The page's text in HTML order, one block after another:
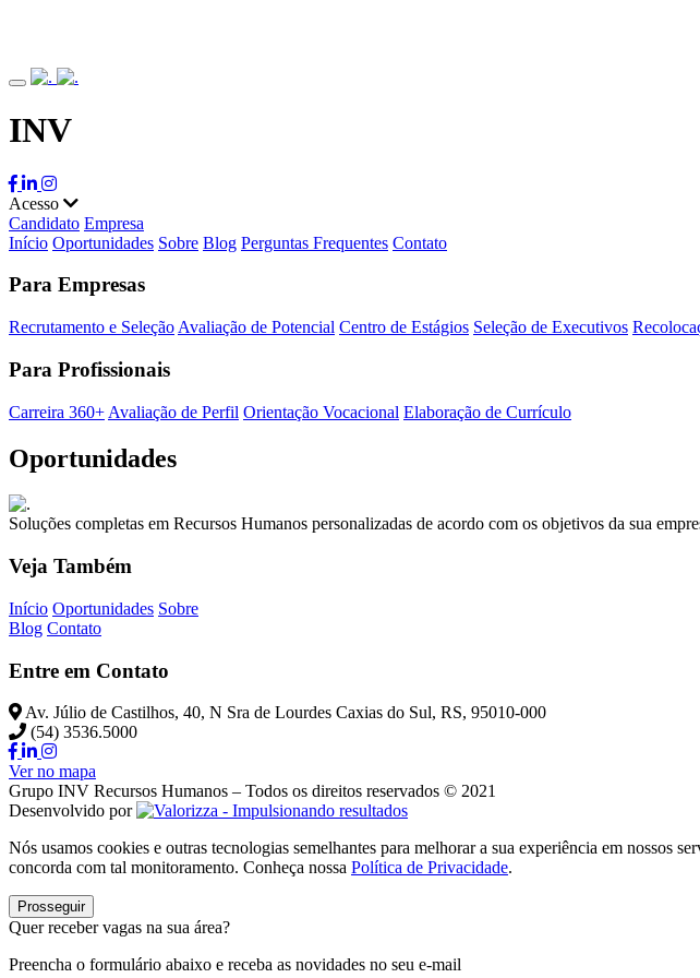
INV
Acesso
Candidato Empresa
Início Oportunidades Sobre Blog Perguntas Frequentes Contato
Para Empresas
Recrutamento e Seleção Avaliação de Potencial Centro de Estágios Seleção de Executivos
Para Profissionais
Carreira 360+ Avaliação de Perfil Orientação Vocacional Elaboração de Currículo
Oportunidades
Soluções completas em Recursos Humanos personalizadas de acordo com os objetivos da sua
Veja Também
Início Oportunidades Sobre
Blog Contato
Entre em Contato
Av. Júlio de Castilhos, 40, N Sra de Lourdes Caxias do Sul, RS, 95010-000
(54) 3536.5000
Ver no mapa
Grupo INV Recursos Humanos – Todos os direitos reservados © 2021
Desenvolvido por
Nós usamos cookies e outras tecnologias semelhantes para melhorar a sua experiência em nossos
concorda com tal monitoramento. Conheça nossa Política de Privacidade.
Prosseguir
Quer receber vagas na sua área?
Preencha o formulário abaixo e receba as novidades no seu e-mail